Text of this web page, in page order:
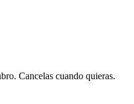
Cancelas cuando quieras.